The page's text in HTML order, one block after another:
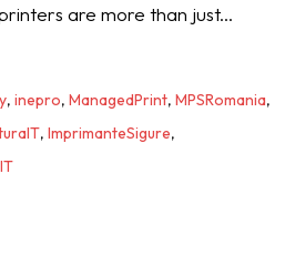
are more than just...
, inepro, ManagedPrint, MPSRomania,
, ImprimanteSigure,